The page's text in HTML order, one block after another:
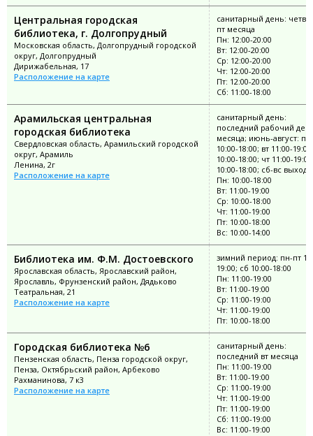
Центральная городская
библиотека, г. Долгопрудный
Московская область, Долгопрудный городской
округ, Долгопрудный
Дирижабельная, 17
Расположение на карте
санитарный день:
пт месяца
Пн: 12:00-20:00
Вт: 12:00-20:00
Ср: 12:00-20:00
Чт: 12:00-20:00
Пт: 12:00-20:00
Сб: 11:00-18:00
Арамильская центральная
городская библиотека
Свердловская область, Арамильский городской
округ, Арамиль
Ленина, 2г
Расположение на карте
санитарный день:
последний рабочий
месяца; июнь-август: пн
10:00-18:00; вт 11:00-
10:00-18:00; чт 11:00-
10:00-18:00; сб-вс
Пн: 10:00-18:00
Вт: 11:00-19:00
Ср: 10:00-18:00
Чт: 11:00-19:00
Пт: 10:00-18:00
Вс: 10:00-14:00
Библиотека им. Ф.М. Достоевского
Ярославская область, Ярославский район,
Ярославль, Фрунзенский район, Дядьково
Театральная, 21
Расположение на карте
зимний период: пн-пт
19:00; сб 10:00-18:00
Пн: 11:00-19:00
Вт: 11:00-19:00
Ср: 11:00-19:00
Чт: 11:00-19:00
Пт: 10:00-18:00
Городская библиотека №6
Пензенская область, Пенза городской округ,
Пенза, Октябрьский район, Арбеково
Рахманинова, 7 к3
Расположение на карте
санитарный день:
последний вт месяца
Пн: 11:00-19:00
Вт: 11:00-19:00
Ср: 11:00-19:00
Чт: 11:00-19:00
Пт: 11:00-19:00
Сб: 11:00-19:00
Вс: 11:00-19:00